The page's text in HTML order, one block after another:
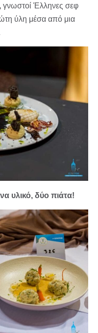
γνωστοί Έλληνες σεφ
ύλη μέσα από μια
υλικό, δύο πιάτα!